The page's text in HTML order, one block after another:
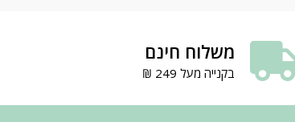
משלוח חינם
בקנייה מעל 249 ₪